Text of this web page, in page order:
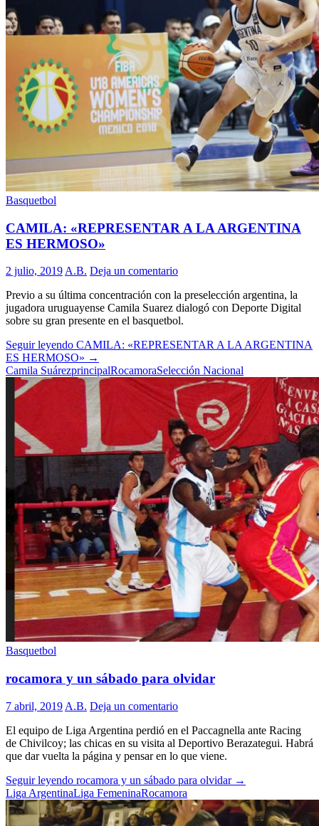
Basquetbol
CAMILA: «REPRESENTAR A LA ARGENTINA
ES HERMOSO»
2 julio, 2019 A.B. Deja un comentario
Previo a su última concentración con la preselección argentina, la
jugadora uruguayense Camila Suarez dialogó con Deporte Digital
sobre su gran presente en el basquetbol.
Seguir leyendo CAMILA: «REPRESENTAR A LA ARGENTINA
ES HERMOSO» →
Camila SuárezprincipalRocamoraSelección Nacional
Basquetbol
rocamora y un sábado para olvidar
7 abril, 2019 A.B. Deja un comentario
El equipo de Liga Argentina perdió en el Paccagnella ante Racing
de Chivilcoy; las chicas en su visita al Deportivo Berazategui. Habrá
que dar vuelta la página y pensar en lo que viene.
Seguir leyendo rocamora y un sábado para olvidar →
Liga ArgentinaLiga FemeninaRocamora